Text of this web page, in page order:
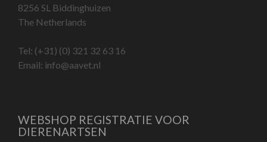
8256 SL Biddinghuizen
The Netherlands
Tel: (+31) (0) 321 32 63 16
Email: info@aavet.nl
WEBSHOP REGISTRATIE VOOR
DIERENARTSEN